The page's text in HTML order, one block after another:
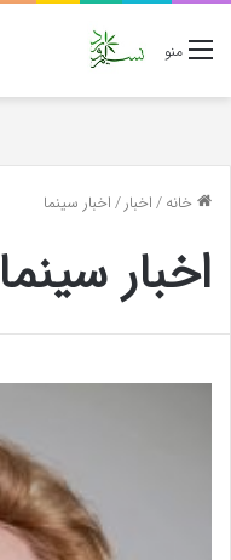
منو
خانه/اخبار/اخبار سینما
اخبار سینما